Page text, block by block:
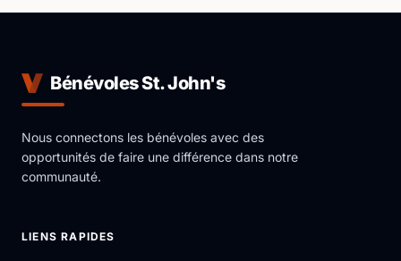
Bénévoles St. John's
Nous connectons les bénévoles avec des
opportunités de faire une différence dans notre
communauté.
LIENS RAPIDES